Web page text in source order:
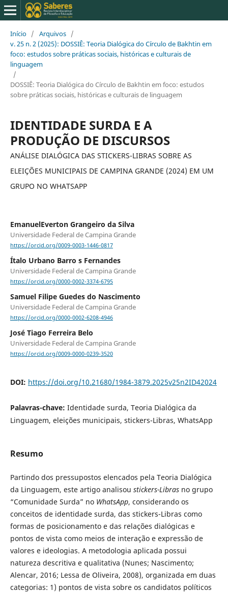
Início / Arquivos /
v. 25 n. 2 (2025): DOSSIÊ: Teoria Dialógica do Círculo de Bakhtin em
foco: estudos sobre práticas sociais, históricas e culturais de
linguagem
/
DOSSIÊ: Teoria Dialógica do Círculo de Bakhtin em foco: estudos
sobre práticas sociais, históricas e culturais de linguagem
IDENTIDADE SURDA E A
PRODUÇÃO DE DISCURSOS
ANÁLISE DIALÓGICA DAS STICKERS-LIBRAS SOBRE AS
ELEIÇÕES MUNICIPAIS DE CAMPINA GRANDE (2024) EM UM
GRUPO NO WHATSAPP
EmanuelEverton Grangeiro da Silva
Universidade Federal de Campina Grande
https://orcid.org/0009-0003-1446-0817
Ítalo Urbano Barro s Fernandes
Universidade Federal de Campina Grande
https://orcid.org/0000-0002-3374-6795
Samuel Filipe Guedes do Nascimento
Universidade Federal de Campina Grande
https://orcid.org/0000-0002-6208-4946
José Tiago Ferreira Belo
Universidade Federal de Campina Grande
https://orcid.org/0009-0000-0239-3520
DOI: https://doi.org/10.21680/1984-3879.2025v25n2ID42024
Palavras-chave: Identidade surda, Teoria Dialógica da
Linguagem, eleições municipais, stickers-Libras, WhatsApp
Resumo
Partindo dos pressupostos elencados pela Teoria Dialógica
da Linguagem, este artigo analisou stickers-Librasno grupo
“Comunidade Surda” no WhatsApp, considerando os
conceitos de identidade surda, das stickers-Libras como
formas de posicionamento e das relações dialógicas e
pontos de vista como meios de interação e expressão de
valores e ideologias. A metodologia aplicada possui
natureza descritiva e qualitativa (Nunes; Nascimento;
Alencar, 2016; Lessa de Oliveira, 2008), organizada em duas
categorias: 1) pontos de vista sobre os candidatos políticos